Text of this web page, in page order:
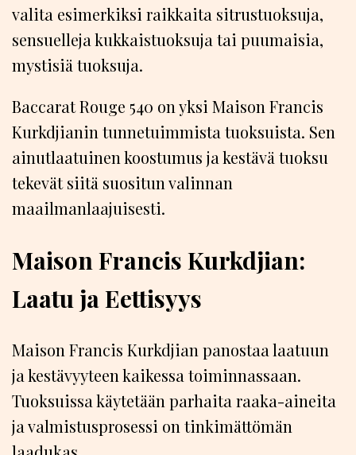
valita esimerkiksi raikkaita sitrustuoksuja,
sensuelleja kukkaistuoksuja tai puumaisia,
mystisiä tuoksuja.
Baccarat Rouge 540 on yksi Maison Francis
Kurkdjianin tunnetuimmista tuoksuista. Sen
ainutlaatuinen koostumus ja kestävä tuoksu
tekevät siitä suositun valinnan
maailmanlaajuisesti.
Maison Francis Kurkdjian:
Laatu ja Eettisyys
Maison Francis Kurkdjian panostaa laatuun
ja kestävyyteen kaikessa toiminnassaan.
Tuoksuissa käytetään parhaita raaka-aineita
ja valmistusprosessi on tinkimättömän